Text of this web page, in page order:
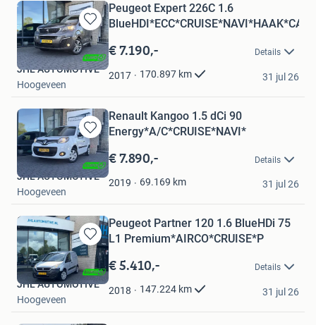
Bewaren
in
Mijn
Favorieten
Peugeot Expert 226C 1.6
€ 7.190,- Details
2017 170.897 km
JHL AUTOMOTIVE
Hoogeveen
31 jul 26
Bewaren
in
Mijn
Favorieten
Renault Kangoo 1.5 dCi 90
Energy*A/C*CRUISE*NAVI*
€ 7.890,- Details
2019 69.169 km
JHL AUTOMOTIVE
Hoogeveen
31 jul 26
Bewaren
in
Mijn
Favorieten
Peugeot Partner 120 1.6 BlueHDi 75
L1 Premium*AIRCO*CRUISE*P
€ 5.410,- Details
2018 147.224 km
JHL AUTOMOTIVE
Hoogeveen
31 jul 26